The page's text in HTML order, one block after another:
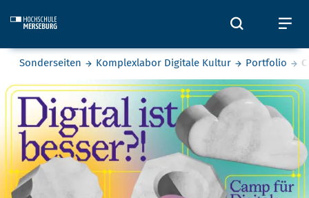
Öffnet
Sie befinden sich hier:
Sonderseiten Komplexlabor Digitale Kultur Portfolio
Camp für Digitale Kultur